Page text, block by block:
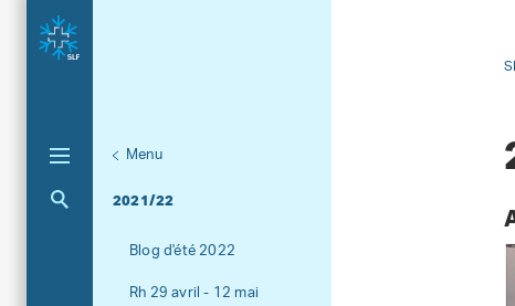
Menu
2021/22
Aktuelle Navigation
Blog d'été 2022
Rh 29 avril - 12 mai